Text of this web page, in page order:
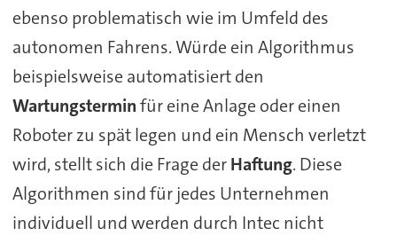
ebenso problematisch wie im Umfeld des
autonomen Fahrens. Würde ein Algorithmus
beispielsweise automatisiert den
Wartungsterminfür eine Anlage oder einen
Roboter zu spät legen und ein Mensch verletzt
wird, stellt sich die Frage derHaftung. Diese
Algorithmen sind für jedes Unternehmen
individuell und werden durch Intec nicht